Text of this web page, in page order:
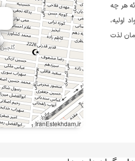
هر چه
اولیه،
لذت
IranEstekhdam.ir